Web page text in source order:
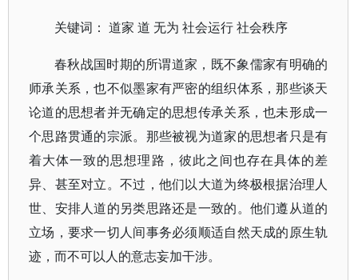
关键词： 道家 道 无为 社会运行 社会秩序
春秋战国时期的所谓道家，既不象儒家有明确的
师承关系，也不似墨家有严密的组织体系，那些谈天
论道的思想者并无确定的思想传承关系，也未形成一
个思路贯通的宗派。那些被视为道家的思想者只是有
着大体一致的思想理路，彼此之间也存在具体的差
异、甚至对立。不过，他们以大道为终极根据治理人
世、安排人道的另类思路还是一致的。他们遵从道的
立场，要求一切人间事务必须顺适自然天成的原生轨
迹，而不可以人的意志妄加干涉。